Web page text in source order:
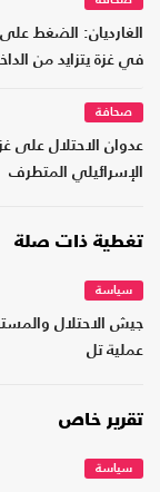
الغارديان: الضغط
في غزة يتزايد من
صحافة
عدوان الاحتلال على
الإسرائيلي المتطرف
تغطية ذات صلة
سياسة
جيش الاحتلال
عملية تل
تقرير خاص
سياسة